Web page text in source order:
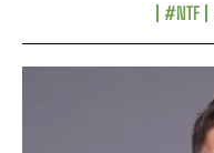
#NTF